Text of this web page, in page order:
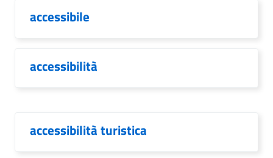
accessibile
accessibilità
accessibilità turistica